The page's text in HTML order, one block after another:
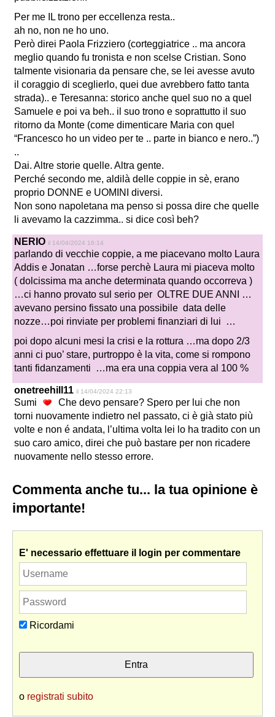
Per me IL trono per eccellenza resta..
ah no, non ne ho uno.
Però direi Paola Frizziero (corteggiatrice .. ma ancora
meglio quando fu tronista e non scelse Cristian. Sono
talmente visionaria da pensare che, se lei avesse avuto
il coraggio di sceglierlo, quei due avrebbero fatto tanta
strada).. e Teresanna: storico anche quel suo no a quel
Samuele e poi va beh.. il suo trono e soprattutto il suo
ritorno da Monte (come dimenticare Maria con quel
“Francesco ho un video per te .. parte in bianco e nero..”)
..
Dai. Altre storie quelle. Altra gente.
Perché secondo me, aldilà delle coppie in sè, erano
proprio DONNE e UOMINI diversi.
Non sono napoletana ma penso si possa dire che quelle
li avevamo la cazzimma.. si dice così beh?
NERIO il 14/04/2024 16:14
parlando di vecchie coppie, a me piacevano molto Laura
Addis e Jonatan …forse perchè Laura mi piaceva molto
( dolcissima ma anche determinata quando occorreva )
…ci hanno provato sul serio per OLTRE DUE ANNI …
avevano persino fissato una possibile data delle
nozze…poi rinviate per problemi finanziari di lui …
poi dopo alcuni mesi la crisi e la rottura …ma dopo 2/3
anni ci puo’ stare, purtroppo è la vita, come si rompono
tanti fidanzamenti …ma era una coppia vera al 100 %
onetreehill11 il 14/04/2024 22:13
Sumi
Che devo pensare? Spero per lui che non
torni nuovamente indietro nel passato, ci è già stato più
volte e non é andata, l’ultima volta lei lo ha tradito con un
suo caro amico, direi che può bastare per non ricadere
nuovamente nello stesso errore.
Commenta anche tu... la tua opinione è
importante!
E' necessario effettuare il login per commentare
Ricordami
o registrati subito